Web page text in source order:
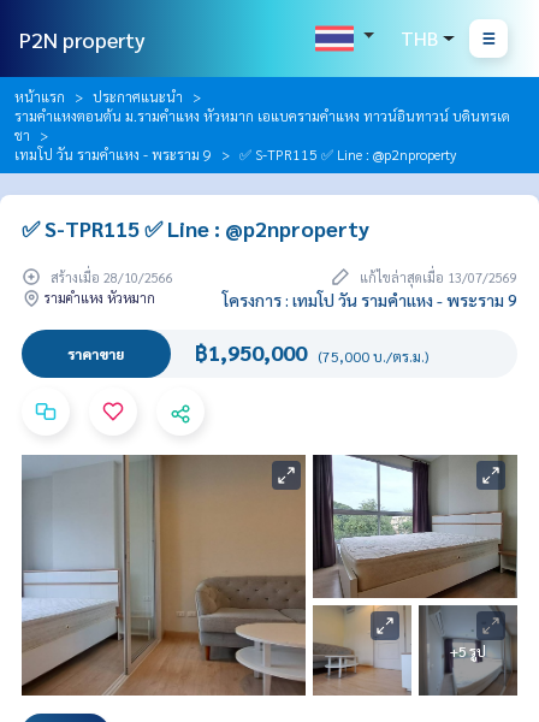
P2N property THB
หน้าแรก
ประกาศแนะนำ
รามคำแหงตอนต้น ม.รามคำแหง หัวหมาก เอแบครามคำแหง ทาวน์อินทาวน์ บดินทรเด
ชา
เทมโป วัน รามคำแหง - พระราม 9
✅ S-TPR115 ✅ Line : @p2nproperty
✅ S-TPR115 ✅ Line : @p2nproperty
สร้างเมื่อ 28/10/2566
แก้ไขล่าสุดเมื่อ 13/07/2569
รามคำแหง หัวหมาก
โครงการ : เทมโป วัน รามคำแหง - พระราม 9
ราคาขาย ฿1,950,000 (75,000 บ./ตร.ม.)
+5 รูป